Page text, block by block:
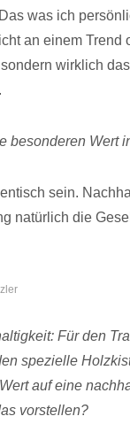
was ich
an einem Trend
wirklich
besonderen Wert
sein.
natürlich die
Für den
spezielle
auf eine
vorstellen?